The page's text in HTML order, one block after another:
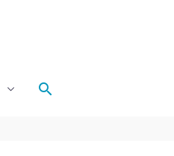
Rechercher